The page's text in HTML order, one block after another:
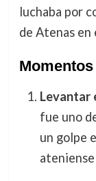
luchaba por
de Atenas
Levantar
fue uno
un golpe